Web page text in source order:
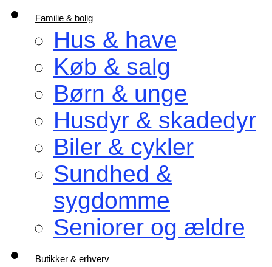
Familie & bolig
Hus & have
Køb & salg
Børn & unge
Husdyr & skadedyr
Biler & cykler
Sundhed &
sygdomme
Seniorer og ældre
Butikker & erhverv